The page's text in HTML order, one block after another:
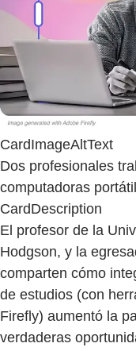
CardImageAltText
Dos profesionales
computadoras
CardDescription
El profesor de la
Hodgson, y la
comparten cómo
de estudios (con
Firefly) aumentó la
verdaderas